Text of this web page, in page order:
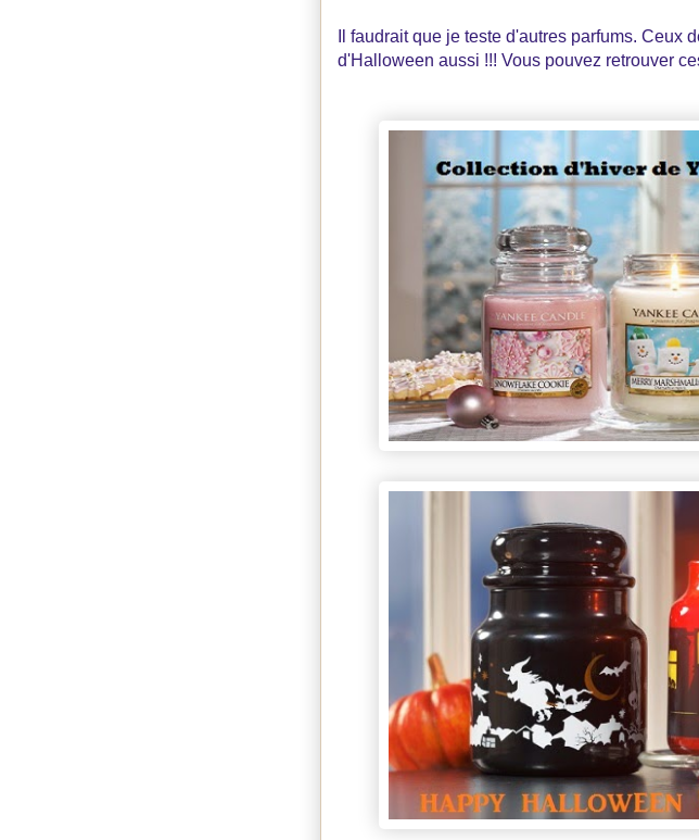
Il faudrait que je teste d'autres parfums.
d'Halloween aussi !!! Vous pouvez retrouver